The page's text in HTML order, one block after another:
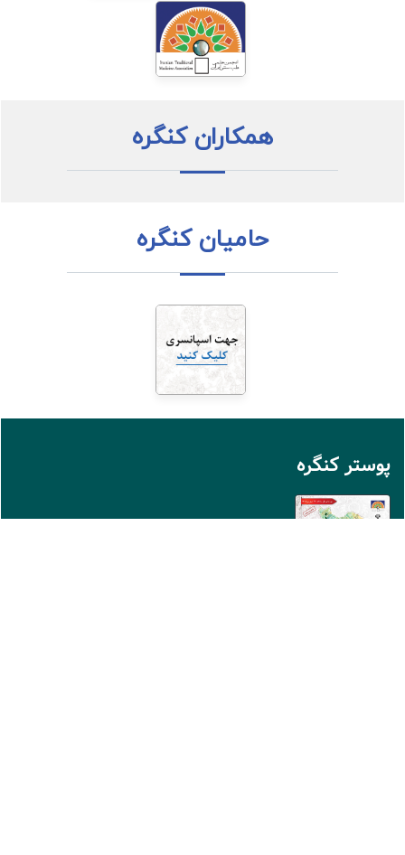
همکاران کنگره
حامیان کنگره
پوستر کنگره